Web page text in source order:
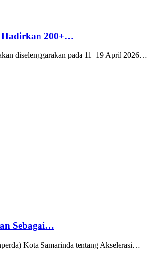
Hadirkan 200+…
diselenggarakan pada 11–19 April 2026…
Sebagai…
Kota Samarinda tentang Akselerasi…